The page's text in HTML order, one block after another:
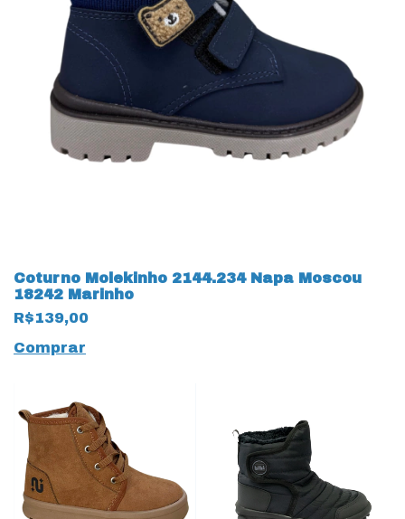
Coturno Molekinho 2144.234 Napa Moscou
18242 Marinho
R$139,00
Comprar